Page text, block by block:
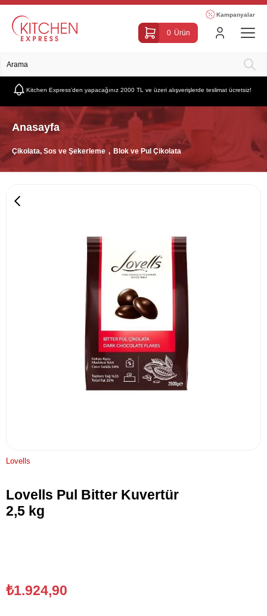
Kampanyalar
0 Ürün
Kitchen Express’den yapacağınız 2000 TL ve üzeri alışverişlerde teslimat ücretsiz!
Anasayfa
Çikolata, Sos ve Şekerleme Blok ve Pul Çikolata
Lovells
Lovells Pul Bitter Kuvertür
2,5 kg
₺1.924,90